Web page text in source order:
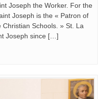
Joseph the Worker. For the
Joseph is the « Patron of
Schools. » St. La
Joseph since […]